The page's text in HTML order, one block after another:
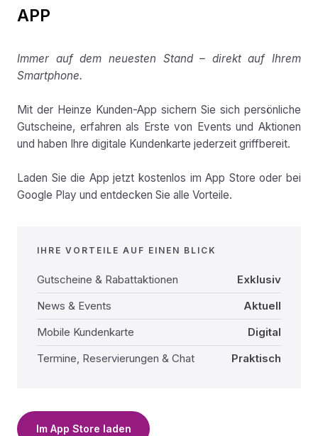
APP
Immer auf dem neuesten Stand – direkt auf Ihrem
Smartphone.
Mit der Heinze Kunden-App sichern Sie sich persönliche
Gutscheine, erfahren als Erste von Events und Aktionen
und haben Ihre digitale Kundenkarte jederzeit griffbereit.
Laden Sie die App jetzt kostenlos im App Store oder bei
Google Play und entdecken Sie alle Vorteile.
IHRE VORTEILE AUF EINEN BLICK
Gutscheine & Rabattaktionen
Exklusiv
News & Events
Aktuell
Mobile Kundenkarte
Digital
Termine, Reservierungen & Chat
Praktisch
Im App Store laden